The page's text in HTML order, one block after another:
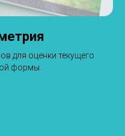
для оценки текущего
формы.